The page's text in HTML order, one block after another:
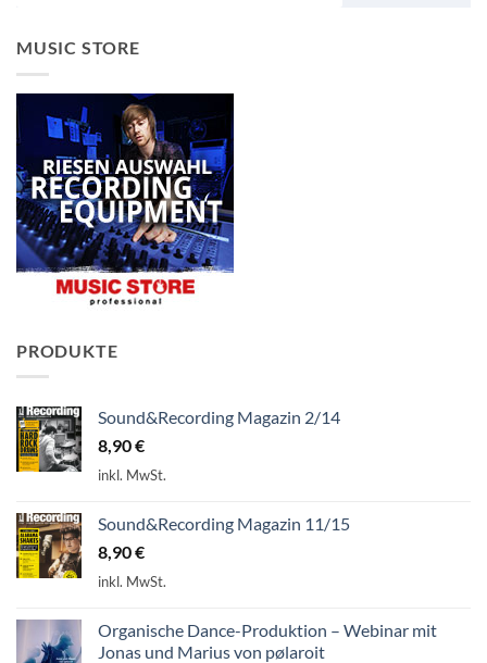
MUSIC STORE
PRODUKTE
Sound&Recording Magazin 2/14
8,90€
inkl. MwSt.
Sound&Recording Magazin 11/15
8,90€
inkl. MwSt.
Organische Dance-Produktion – Webinar mit
Jonas und Marius von pølaroit